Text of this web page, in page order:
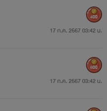
17 ก.ค. 2567 03:42 น.
400
17 ก.ค. 2567 03:42 น.
600